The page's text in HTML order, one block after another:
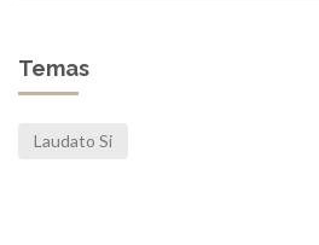
Temas
Laudato Si